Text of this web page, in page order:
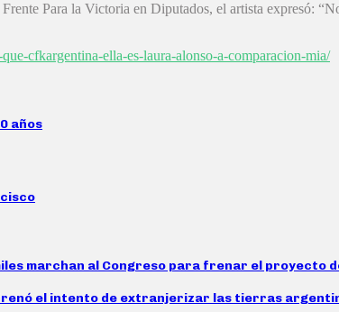
Para la Victoria en Diputados, el artista expresó:
cfkargentina-ella-es-laura-alonso-a-comparacion-mia/
años
marchan al Congreso para frenar el proyecto
el intento de extranjerizar las tierras